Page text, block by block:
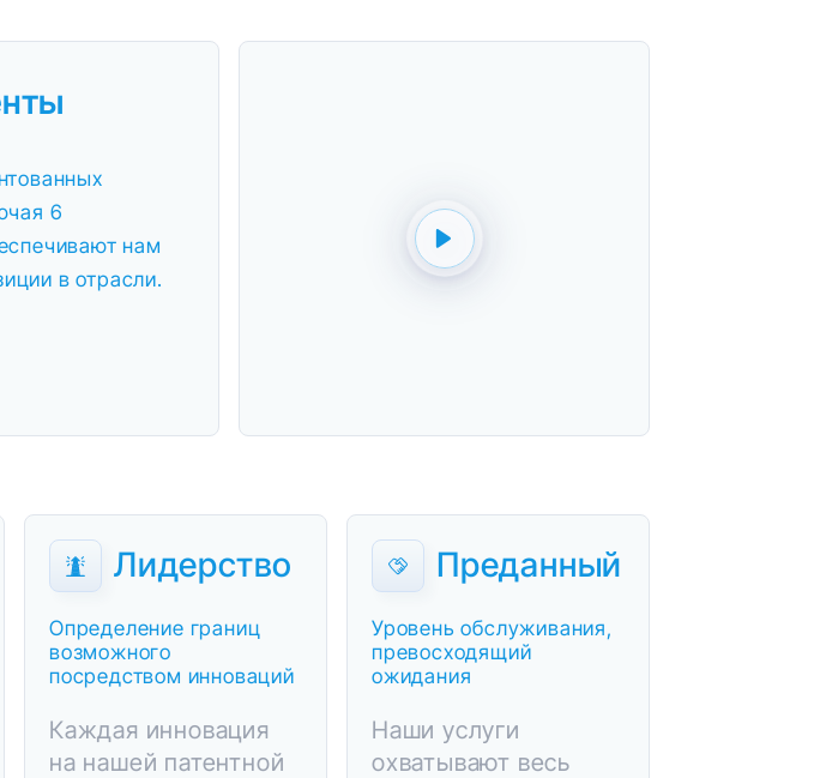
6
нам
в отрасли.
Лидерство
Определение границ
возможного
посредством инноваций
Каждая инновация
на нашей патентной
Преданный
Уровень обслуживания,
превосходящий
ожидания
Наши услуги
охватывают весь